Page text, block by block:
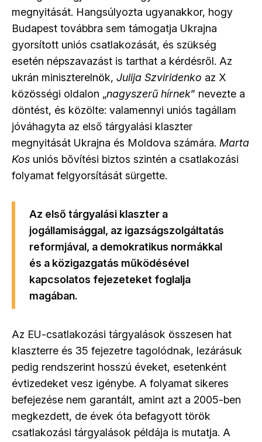
megnyitását. Hangsúlyozta ugyanakkor, hogy
Budapest továbbra sem támogatja Ukrajna
gyorsított uniós csatlakozását, és szükség
esetén népszavazást is tarthat a kérdésről. Az
ukrán miniszterelnök, Julija Szviridenko az X
közösségi oldalon „nagyszerű hírnek” nevezte a
döntést, és közölte: valamennyi uniós tagállam
jóváhagyta az első tárgyalási klaszter
megnyitását Ukrajna és Moldova számára. Marta
Kos uniós bővítési biztos szintén a csatlakozási
folyamat felgyorsítását sürgette.
Az első tárgyalási klaszter a
jogállamisággal, az igazságszolgáltatás
reformjával, a demokratikus normákkal
és a közigazgatás működésével
kapcsolatos fejezeteket foglalja
magában.
Az EU-csatlakozási tárgyalások összesen hat
klaszterre és 35 fejezetre tagolódnak, lezárásuk
pedig rendszerint hosszú éveket, esetenként
évtizedeket vesz igénybe. A folyamat sikeres
befejezése nem garantált, amint azt a 2005-ben
megkezdett, de évek óta befagyott török
csatlakozási tárgyalások példája is mutatja. A